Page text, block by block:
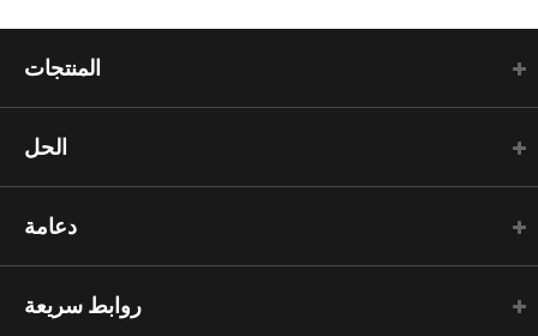
المنتجات
الحل
دعامة
روابط سريعة